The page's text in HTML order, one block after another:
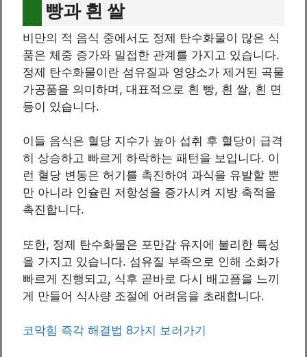
빵과 흰 쌀
비만의 적 음식 중에서도 정제 탄수화물이 많은 식
품은 체중 증가와 밀접한 관계를 가지고 있습니다.
정제 탄수화물이란 섬유질과 영양소가 제거된 곡물
가공품을 의미하며, 대표적으로 흰 빵, 흰 쌀, 흰 면
등이 있습니다.
이들 음식은 혈당 지수가 높아 섭취 후 혈당이 급격
히 상승하고 빠르게 하락하는 패턴을 보입니다. 이
런 혈당 변동은 허기를 촉진하여 과식을 유발할 뿐
만 아니라 인슐린 저항성을 증가시켜 지방 축적을
촉진합니다.
또한, 정제 탄수화물은 포만감 유지에 불리한 특성
을 가지고 있습니다. 섬유질 부족으로 인해 소화가
빠르게 진행되고, 식후 곧바로 다시 배고픔을 느끼
게 만들어 식사량 조절에 어려움을 초래합니다.
코막힘 즉각 해결법 8가지 보러가기